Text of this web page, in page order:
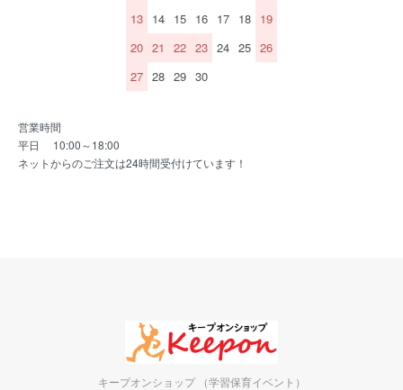
13 14 15 16 17 18 19
20 21 22 23 24 25 26
27 28 29 30
営業時間
平日 10:00～18:00
ネットからのご注文は24時間受付けています！
キープオンショップ （学習保育イベント）